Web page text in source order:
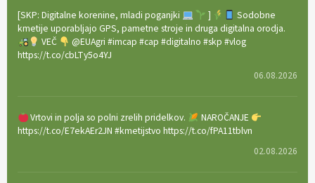
[SKP: Digitalne korenine, mladi poganjki ]
Sodobne
kmetije uporabljajo GPS, pametne stroje in druga digitalna orodja.
VEČ
@EUAgri #imcap #cap #digitalno #skp #vlog
https://t.co/cbLTy5o4YJ
06.08.2026
Vrtovi in polja so polni zrelih pridelkov.
NAROČANJE
https://t.co/E7ekAEr2JN #kmetijstvo https://t.co/fPA11tblvn
02.08.2026